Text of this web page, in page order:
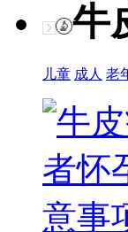
牛
儿童 成人 老